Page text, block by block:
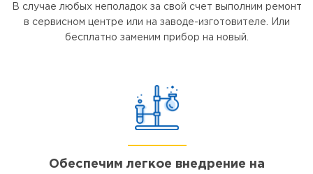
В случае любых неполадок за свой счет выполним ремонт
в сервисном центре или на заводе-изготовителе. Или
бесплатно заменим прибор на новый.
Обеспечим легкое внедрение на